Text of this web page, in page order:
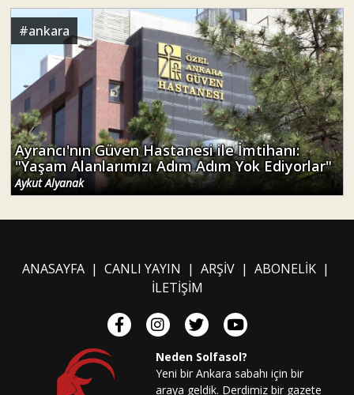
#ankara
Ayrancı'nın Güven Hastanesi ile İmtihanı:
"Yaşam Alanlarımızı Adım Adım Yok Ediyorlar"
Aykut Alyanak
ANASAYFA| CANLI YAYIN | ARŞİV| ABONELİK|
İLETİŞİM
Neden Solfasol?
Yeni bir Ankara sabahı için bir
araya geldik. Derdimiz bir gazete